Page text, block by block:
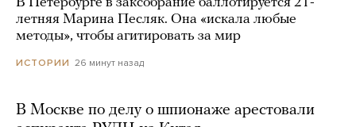
летняя Марина Песляк. Она «искала любые
методы», чтобы агитировать за мир
ИСТОРИИ 26 минут назад
В Москве по делу о шпионаже арестовали